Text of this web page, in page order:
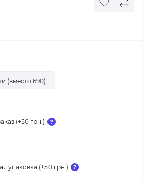
(вместо 690)
(+50 грн.)
упаковка (+50 грн.)